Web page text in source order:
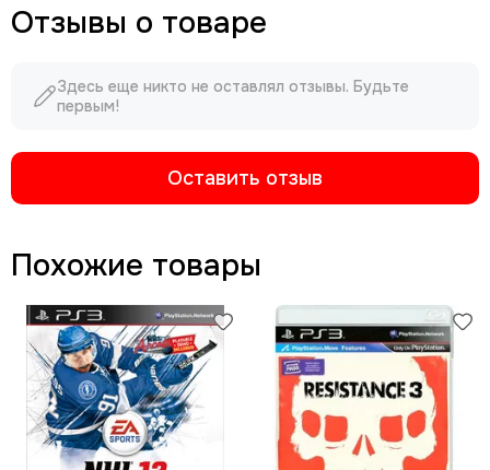
Отзывы о товаре
Здесь еще никто не оставлял отзывы. Будьте
первым!
Оставить отзыв
Похожие товары